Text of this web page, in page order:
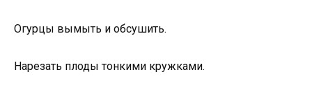
Огурцы вымыть и обсушить.
Нарезать плоды тонкими кружками.